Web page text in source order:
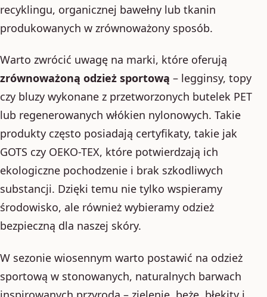
recyklingu, organicznej bawełny lub tkanin
produkowanych w zrównoważony sposób.
Warto zwrócić uwagę na marki, które oferują
zrównoważoną odzież sportową – legginsy, topy
czy bluzy wykonane z przetworzonych butelek PET
lub regenerowanych włókien nylonowych. Takie
produkty często posiadają certyfikaty, takie jak
GOTS czy OEKO-TEX, które potwierdzają ich
ekologiczne pochodzenie i brak szkodliwych
substancji. Dzięki temu nie tylko wspieramy
środowisko, ale również wybieramy odzież
bezpieczną dla naszej skóry.
W sezonie wiosennym warto postawić na odzież
sportową w stonowanych, naturalnych barwach